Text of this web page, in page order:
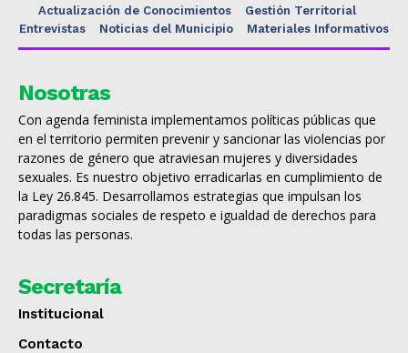
Actualización de Conocimientos
Gestión Territorial
Entrevistas
Noticias del Municipio Materiales Informativos
Nosotras
Con agenda feminista implementamos políticas públicas que
en el territorio permiten prevenir y sancionar las violencias por
razones de género que atraviesan mujeres y diversidades
sexuales. Es nuestro objetivo erradicarlas en cumplimiento de
la Ley 26.845. Desarrollamos estrategias que impulsan los
paradigmas sociales de respeto e igualdad de derechos para
todas las personas.
Secretaría
Institucional
Contacto